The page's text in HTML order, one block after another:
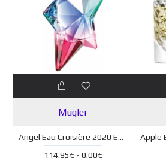
Mugler
Angel Eau Croisière 2020 EDT
114.95€ - 0.00€